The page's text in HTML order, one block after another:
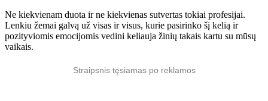
Ne kiekvienam duota ir ne kiekvienas sutvertas tokiai profesijai.
Lenkiu žemai galvą už visas ir visus, kurie pasirinko šį kelią ir
pozityviomis emocijomis vedini keliauja žinių takais kartu su mūsų
vaikais.
Straipsnis tęsiamas po reklamos